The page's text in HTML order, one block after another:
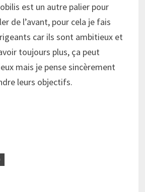
est un autre palier pour
de l’avant, pour cela je fais
car ils sont ambitieux et
toujours plus, ça peut
mais je pense sincèrement
leurs objectifs.